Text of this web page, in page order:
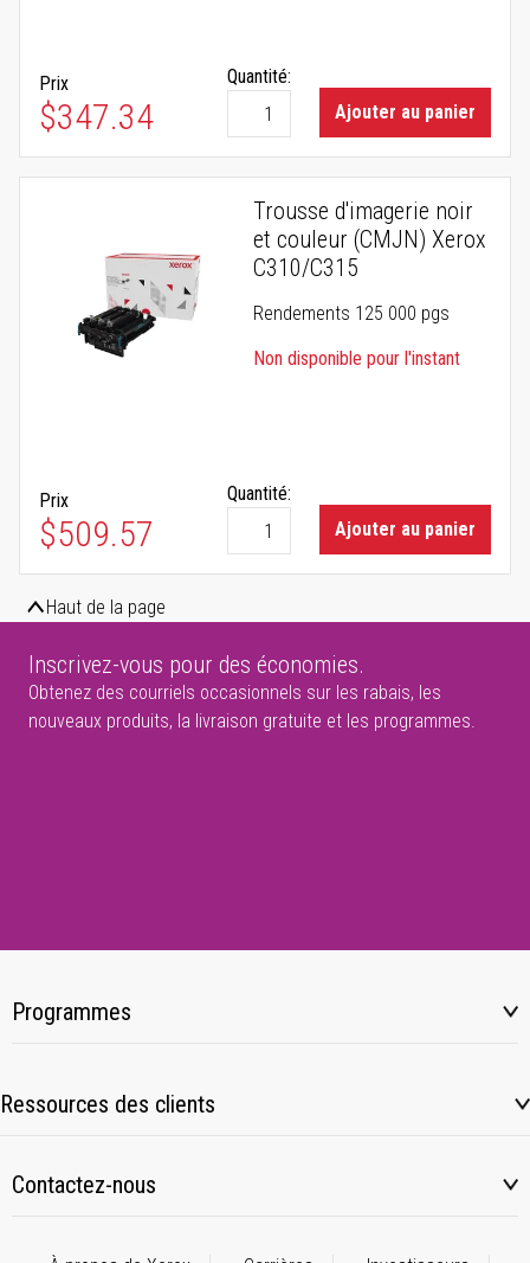
Prix
$347.34
Quantité:
Ajouter au panier
Trousse d'imagerie noir
et couleur (CMJN) Xerox
C310/C315
Rendements 125 000 pgs
Non disponible pour l'instant
Prix
$509.57
Quantité:
Ajouter au panier
Haut de la page
Inscrivez-vous pour des économies.
Obtenez des courriels occasionnels sur les rabais, les
nouveaux produits, la livraison gratuite et les programmes.
Programmes
Ressources des clients
Contactez-nous